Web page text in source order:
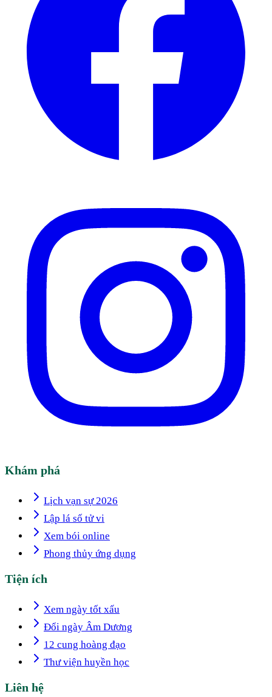
Khám phá
Lịch vạn sự 2026
Lập lá số tử vi
Xem bói online
Phong thủy ứng dụng
Tiện ích
Xem ngày tốt xấu
Đổi ngày Âm Dương
12 cung hoàng đạo
Thư viện huyền học
Liên hệ